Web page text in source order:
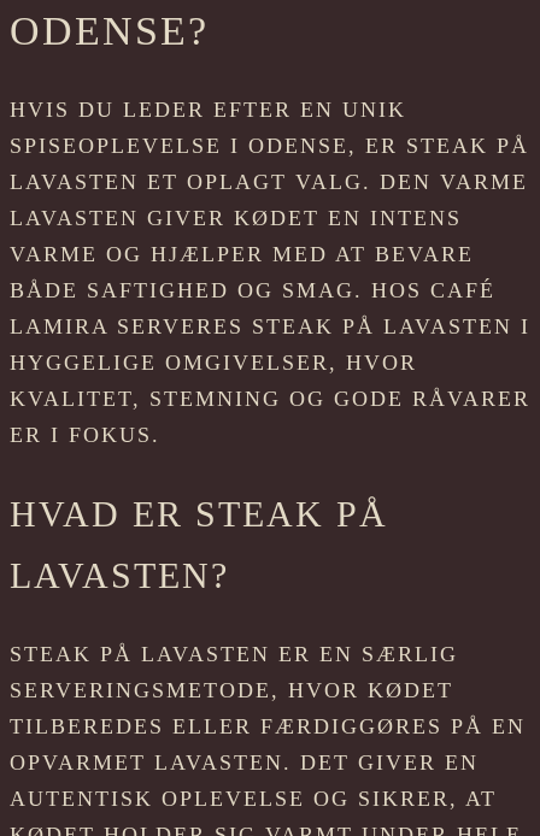
ODENSE?
HVIS DU LEDER EFTER EN UNIK
SPISEOPLEVELSE I ODENSE, ER STEAK PÅ
LAVASTEN ET OPLAGT VALG. DEN VARME
LAVASTEN GIVER KØDET EN INTENS
VARME OG HJÆLPER MED AT BEVARE
BÅDE SAFTIGHED OG SMAG. HOS CAFÉ
LAMIRA SERVERES STEAK PÅ LAVASTEN I
HYGGELIGE OMGIVELSER, HVOR
KVALITET, STEMNING OG GODE RÅVARER
ER I FOKUS.
HVAD ER STEAK PÅ
LAVASTEN?
STEAK PÅ LAVASTEN ER EN SÆRLIG
SERVERINGSMETODE, HVOR KØDET
TILBEREDES ELLER FÆRDIGGØRES PÅ EN
OPVARMET LAVASTEN. DET GIVER EN
AUTENTISK OPLEVELSE OG SIKRER, AT